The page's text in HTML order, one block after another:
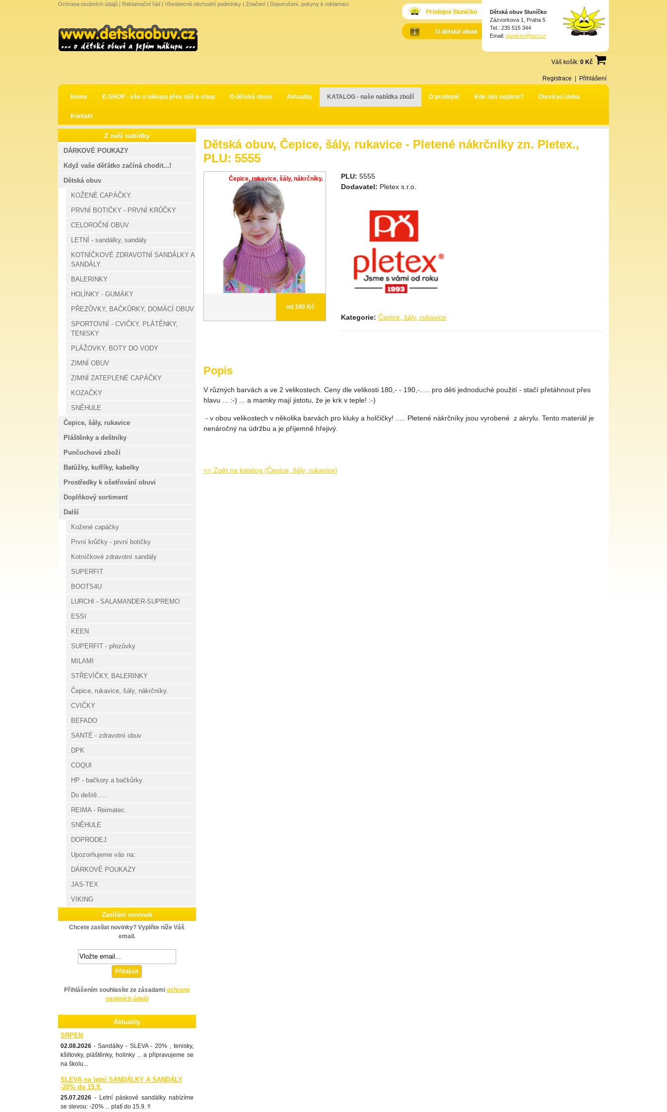
Ochrana osobních údajů | Reklamační řád | Všeobecné obchodní podmínky | Značení | Doporučení, pokyny k reklamaci
Dětská obuv Sluníčko
Zázvorkova 1, Praha 5
Tel.: 235 515 344
Email: slunicko@tori.cz
Váš košík: 0 Kč
Registrace Přihlášení
Home E-SHOP - vše o nákupu přes náš e-shop O dětské obuvi Aktuality KATALOG - naše nabídka zboží O prodejně Kde nás najdete? Otevírací doba
Kontakt
Dětská obuv, Čepice, šály, rukavice - Pletené nákrčníky zn. Pletex.,
PLU: 5555
Čepice, rukavice, šály, nákrčníky.
od 180 Kč
PLU: 5555
Dodavatel: Pletex s.r.o.
Kategorie: Čepice, šály, rukavice
Popis
V různých barvách a ve 2 velikostech. Ceny dle velikosti 180,- - 190,-..... pro děti jednoduché použití - stačí přetáhnout přes
hlavu ... :-) ... a mamky mají jistotu, že je krk v teple! :-)
- v obou velikostech v několika barvách pro kluky a holčičky! ..... Pletené nákrčníky jsou vyrobené z akrylu. Tento materiál je
nenáročný na údržbu a je příjemně hřejivý.
<< Zpět na katalog (Čepice, šály, rukavice)
Z naší nabídky
DÁRKOVÉ POUKAZY
Když vaše děťátko začíná chodit...!
Dětská obuv
KOŽENÉ CAPÁČKY.
PRVNÍ BOTIČKY - PRVNÍ KRŮČKY
CELOROČNÍ OBUV
LETNÍ - sandálky, sandály
KOTNÍČKOVÉ ZDRAVOTNÍ SANDÁLKY A
SANDÁLY.
BALERINKY
HOLÍNKY - GUMÁKY
PŘEZŮVKY, BAČKŮRKY, DOMÁCÍ OBUV
SPORTOVNÍ - CVIČKY, PLÁTĚNKY,
TENISKY
PLÁŽOVKY, BOTY DO VODY
ZIMNÍ OBUV
ZIMNÍ ZATEPLENÉ CAPÁČKY
KOZAČKY
SNĚHULE
Čepice, šály, rukavice
Pláštěnky a deštníky
Punčochové zboží
Batůžky, kufříky, kabelky
Prostředky k ošetřování obuvi
Doplňkový sortiment
Další
Kožené capáčky
První krůčky - první botičky
Kotníčkové zdravotní sandály
SUPERFIT
BOOTS4U
LURCHI - SALAMANDER-SUPREMO
ESSI
KEEN
SUPERFIT - přezůvky
MILAMI
STŘEVÍČKY, BALERINKY
Čepice, rukavice, šály, nákrčníky.
CVIČKY
BEFADO
SANTÉ - zdravotní obuv
DPK
COQUI
HP - bačkory a bačkůrky.
Do deště.....
REIMA - Reimatec.
SNĚHULE
DOPRODEJ
Upozorňujeme vás na:
DÁRKOVÉ POUKAZY
JAS-TEX
VIKING
Zasílání novinek
Chcete zasílat novinky? Vyplňte níže Váš
email.
Přihlásit
Přihlášením souhlasíte ze zásadami ochrany
osobních údajů
Aktuality
SRPEN
02.08.2026 - Sandálky - SLEVA - 20% , tenisky,
kšiltovky, pláštěnky, holinky ... a připravujeme se
na školu...
SLEVA na letní SANDÁLKY A SANDÁLY
-20% do 15.9.
25.07.2026 - Letní páskové sandálky nabízíme
se slevou: -20% ... platí do 15.9. !!